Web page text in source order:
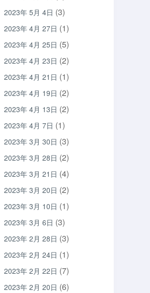
2023年 5月 4日 (3)
2023年 4月 27日 (1)
2023年 4月 25日 (5)
2023年 4月 23日 (2)
2023年 4月 21日 (1)
2023年 4月 19日 (2)
2023年 4月 13日 (2)
2023年 4月 7日 (1)
2023年 3月 30日 (3)
2023年 3月 28日 (2)
2023年 3月 21日 (4)
2023年 3月 20日 (2)
2023年 3月 10日 (1)
2023年 3月 6日 (3)
2023年 2月 28日 (3)
2023年 2月 24日 (1)
2023年 2月 22日 (7)
2023年 2月 20日 (6)